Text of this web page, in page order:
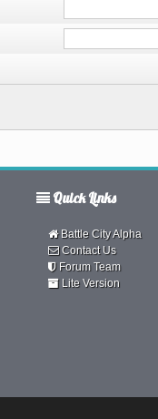
Quick Links
Battle City Alpha
Contact Us
Forum Team
Lite Version